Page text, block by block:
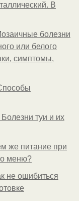
В
болезни
или белого
симптомы,
туи и их
же питание при
меню?
не ошибиться